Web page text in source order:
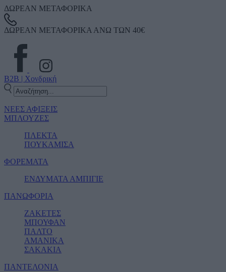
ΔΩΡΕΑΝ ΜΕΤΑΦΟΡΙΚΑ
ΔΩΡΕΑΝ ΜΕΤΑΦΟΡΙΚΑ ΑΝΩ ΤΩΝ 40€
B2B | Χονδρική
ΝΕΕΣ ΑΦΙΞΕΙΣ
ΜΠΛΟΥΖΕΣ
ΠΛΕΚΤΑ
ΠΟΥΚΑΜΙΣΑ
ΦΟΡΕΜΑΤΑ
ΕΝΔΥΜΑΤΑ ΑΜΠΙΓΙΕ
ΠΑΝΩΦΟΡΙΑ
ΖΑΚΕΤΕΣ
ΜΠΟΥΦΑΝ
ΠΑΛΤΟ
ΑΜΑΝΙΚΑ
ΣΑΚΑΚΙΑ
ΠΑΝΤΕΛΟΝΙΑ